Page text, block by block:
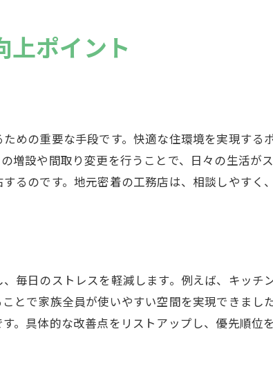
上ポイント
めの重要な手段です。快適な住環境を実現する
増設や間取り変更を行うことで、日々の生活が
るのです。地元密着の工務店は、相談しやすく
毎日のストレスを軽減します。例えば、キッチ
とで家族全員が使いやすい空間を実現できまし
。具体的な改善点をリストアップし、優先順位